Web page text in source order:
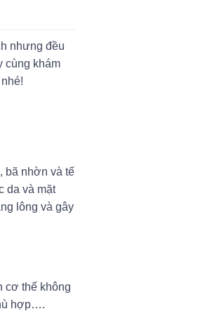
nhưng đều
cùng khám
bã nhờn và tế
da và mặt
lông và gây
cơ thể không
hợp….